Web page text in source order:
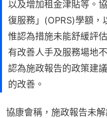
以及增加租金津貼等。
復服務」(OPRS)學額，
惟認為措施未能舒緩評
有改善人手及服務場地
認為施政報告的政策建
的改善。
協康會稱，施政報告未